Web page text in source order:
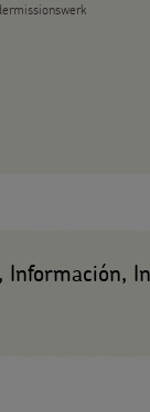
Información,